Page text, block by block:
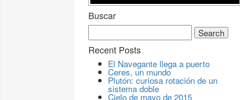
Buscar
Search
for:
Recent Posts
El Navegante llega a puerto
Ceres, un mundo
Plutón: curiosa rotación de un
sistema doble
Cielo de mayo de 2015